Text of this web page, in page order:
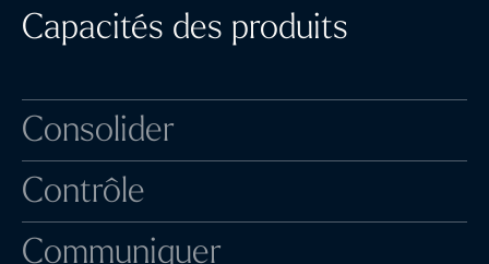
Capacités des produits
Consolider
Importez toutes vos données patrimoniales grâce à
des connexions et des intégrations faciles.
650+ flux de dépositaires
Contrôle
Simplifier la gestion du portefeuille grâce à des
Communiquer